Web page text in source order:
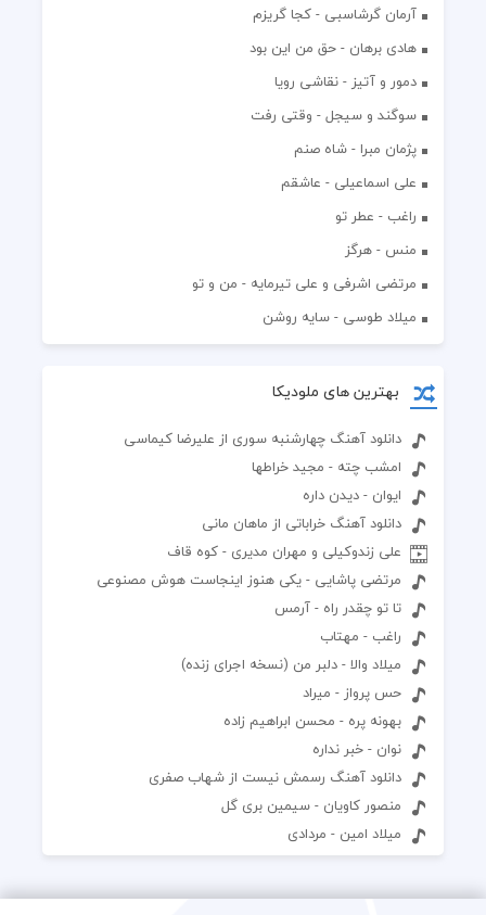
آرمان گرشاسبی - کجا گریزم
هادی برهان - حق من این بود
دمور و آتیز - نقاشی رویا
سوگند و سیجل - وقتی رفت
پژمان مبرا - شاه صنم
علی اسماعیلی - عاشقم
راغب - عطر تو
منس - هرگز
مرتضی اشرفی و علی تیرمایه - من و تو
میلاد طوسی - سایه روشن
بهترین های ملودیکا
دانلود آهنگ چهارشنبه سوری از علیرضا کیماسی
امشب چته - مجید خراطها
ايوان - ديدن داره
دانلود آهنگ خراباتی از ماهان مانی
علی زندوکیلی و مهران مدیری - کوه قاف
مرتضی پاشایی - یکی هنوز اینجاست هوش مصنوعی
تا تو چقدر راه - آرمس
راغب - مهتاب
میلاد والا - دلبر من (نسخه اجرای زنده)
حس پرواز - میراد
بهونه پره - محسن ابراهیم زاده
نوان - خبر نداره
دانلود آهنگ رسمش نیست از شهاب صفری
منصور کاویان - سیمین بری گل
میلاد امین - مردادی